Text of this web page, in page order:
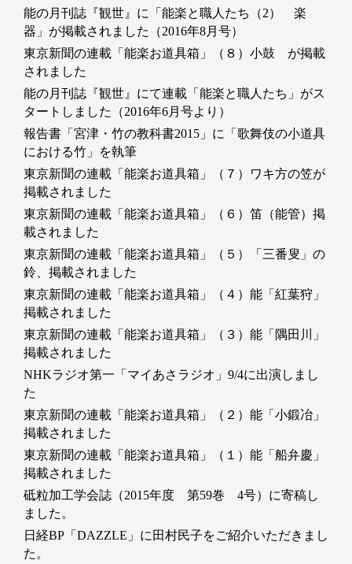
能の月刊誌『観世』に「能楽と職人たち（2） 楽
器」が掲載されました（2016年8月号）
東京新聞の連載「能楽お道具箱」（８）小鼓 が掲載
されました
能の月刊誌『観世』にて連載「能楽と職人たち」がス
タートしました（2016年6月号より）
報告書「宮津・竹の教科書2015」に「歌舞伎の小道具
における竹」を執筆
東京新聞の連載「能楽お道具箱」（７）ワキ方の笠が
掲載されました
東京新聞の連載「能楽お道具箱」（６）笛（能管）掲
載されました
東京新聞の連載「能楽お道具箱」（５）「三番叟」の
鈴、掲載されました
東京新聞の連載「能楽お道具箱」（４）能「紅葉狩」
掲載されました
東京新聞の連載「能楽お道具箱」（３）能「隅田川」
掲載されました
NHKラジオ第一「マイあさラジオ」9/4に出演しまし
た
東京新聞の連載「能楽お道具箱」（２）能「小鍛冶」
掲載されました
東京新聞の連載「能楽お道具箱」（１）能「船弁慶」
掲載されました
砥粒加工学会誌（2015年度 第59巻 4号）に寄稿し
ました。
日経BP「DAZZLE」に田村民子をご紹介いただきまし
た。